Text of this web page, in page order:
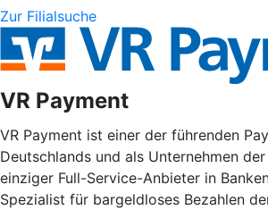
Zur Filialsuche
VR Payment
VR Payment ist einer der führenden
Deutschlands und als Unternehmen
einziger Full-Service-Anbieter in
Spezialist für bargeldloses Bezahlen